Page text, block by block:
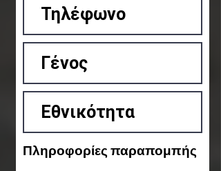
Πληροφορίες παραπομπής